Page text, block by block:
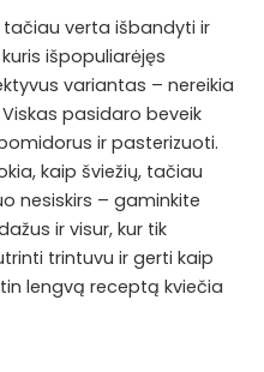
tačiau verta išbandyti ir
išpopuliarėjęs
variantas – nereikia
pasidaro beveik
ir pasterizuoti.
kaip šviežių, tačiau
nesiskirs – gaminkite
ir visur, kur tik
trintuvu ir gerti kaip
lengvą receptą kviečia